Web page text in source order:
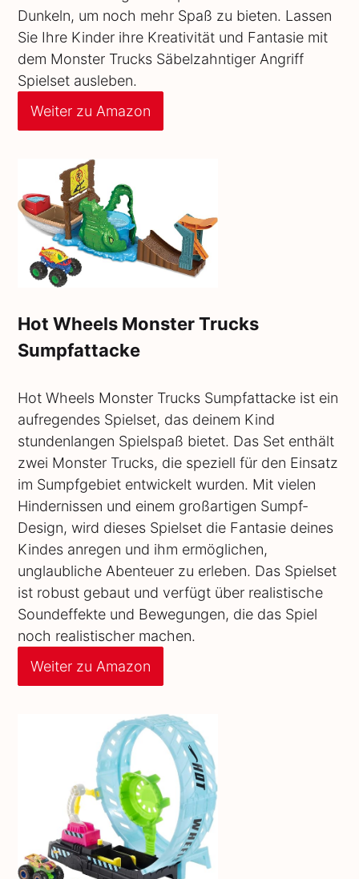
Dunkeln, um noch mehr Spaß zu bieten. Lassen
Sie Ihre Kinder ihre Kreativität und Fantasie mit
dem Monster Trucks Säbelzahntiger Angriff
Spielset ausleben.
Weiter zu Amazon
Hot Wheels Monster Trucks
Sumpfattacke
Hot Wheels Monster Trucks Sumpfattacke ist ein
aufregendes Spielset, das deinem Kind
stundenlangen Spielspaß bietet. Das Set enthält
zwei Monster Trucks, die speziell für den Einsatz
im Sumpfgebiet entwickelt wurden. Mit vielen
Hindernissen und einem großartigen Sumpf-
Design, wird dieses Spielset die Fantasie deines
Kindes anregen und ihm ermöglichen,
unglaubliche Abenteuer zu erleben. Das Spielset
ist robust gebaut und verfügt über realistische
Soundeffekte und Bewegungen, die das Spiel
noch realistischer machen.
Weiter zu Amazon